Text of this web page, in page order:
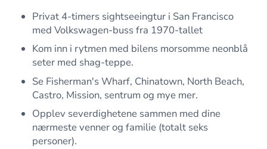
Privat 4-timers sightseeingtur i San Francisco
med Volkswagen-buss fra 1970-tallet
Kom inn i rytmen med bilens morsomme neonblå
seter med shag-teppe.
Se Fisherman's Wharf, Chinatown, North Beach,
Castro, Mission, sentrum og mye mer.
Opplev severdighetene sammen med dine
nærmeste venner og familie (totalt seks
personer).